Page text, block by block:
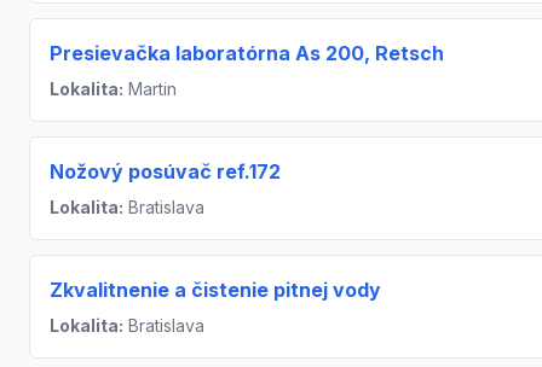
Presievačka laboratórna As 200, Retsch
Lokalita: Martin
Nožový posúvač ref.172
Lokalita: Bratislava
Zkvalitnenie a čistenie pitnej vody
Lokalita: Bratislava